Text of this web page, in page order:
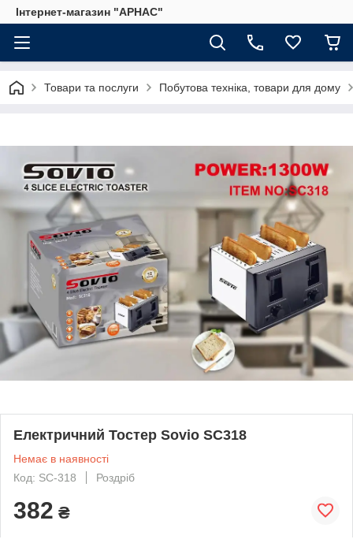
Інтернет-магазин "АРНАС"
Товари та послуги Побутова техніка, товари для дому
Електричний Тостер Sovio SC318
Немає в наявності
Код: SC-318
Роздріб
382 ₴